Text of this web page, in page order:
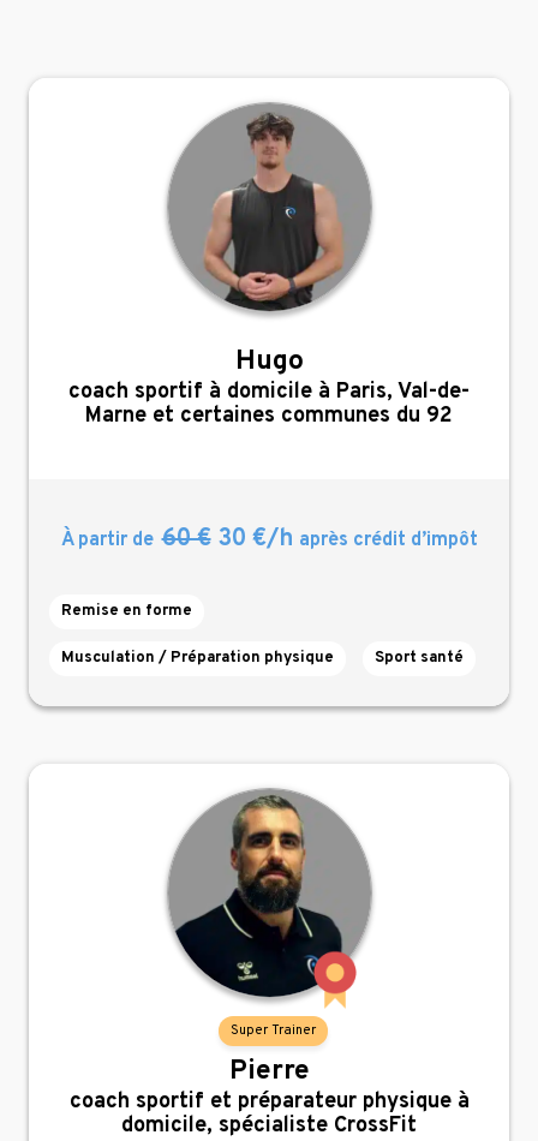
Hugo
,
coach sportif à domicile à Paris, Val-de-
Marne et certaines communes du 92
À partir de 60 €30 €/h après crédit d’impôt
Remise en forme
Musculation / Préparation physique Sport santé
Super Trainer
Pierre
,
coach sportif et préparateur physique à
domicile, spécialiste CrossFit